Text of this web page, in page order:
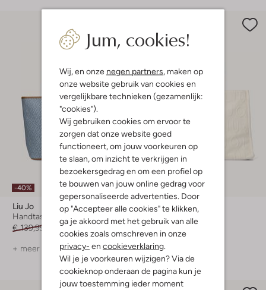
Jum, cookies!
Wij, en onze negen partners, maken op
onze website gebruik van cookies en
vergelijkbare technieken (gezamenlijk:
"cookies").
Wij gebruiken cookies om ervoor te
zorgen dat onze website goed
functioneert, om jouw voorkeuren op
te slaan, om inzicht te verkrijgen in
bezoekersgedrag en om een profiel op
te bouwen van jouw online gedrag voor
gepersonaliseerde advertenties. Door
op "Accepteer alle cookies" te klikken,
ga je akkoord met het gebruik van alle
cookies zoals omschreven in onze
privacy- en cookieverklaring.
Wil je je voorkeuren wijzigen? Via de
cookieknop onderaan de pagina kun je
jouw toestemming ieder moment
-40%
Liu Jo
Handtas
€ 139,99
€ 83,99
+ meer kleuren
-30%
Liu Jo
Handtas
€ 119,99
+ meer kleuren